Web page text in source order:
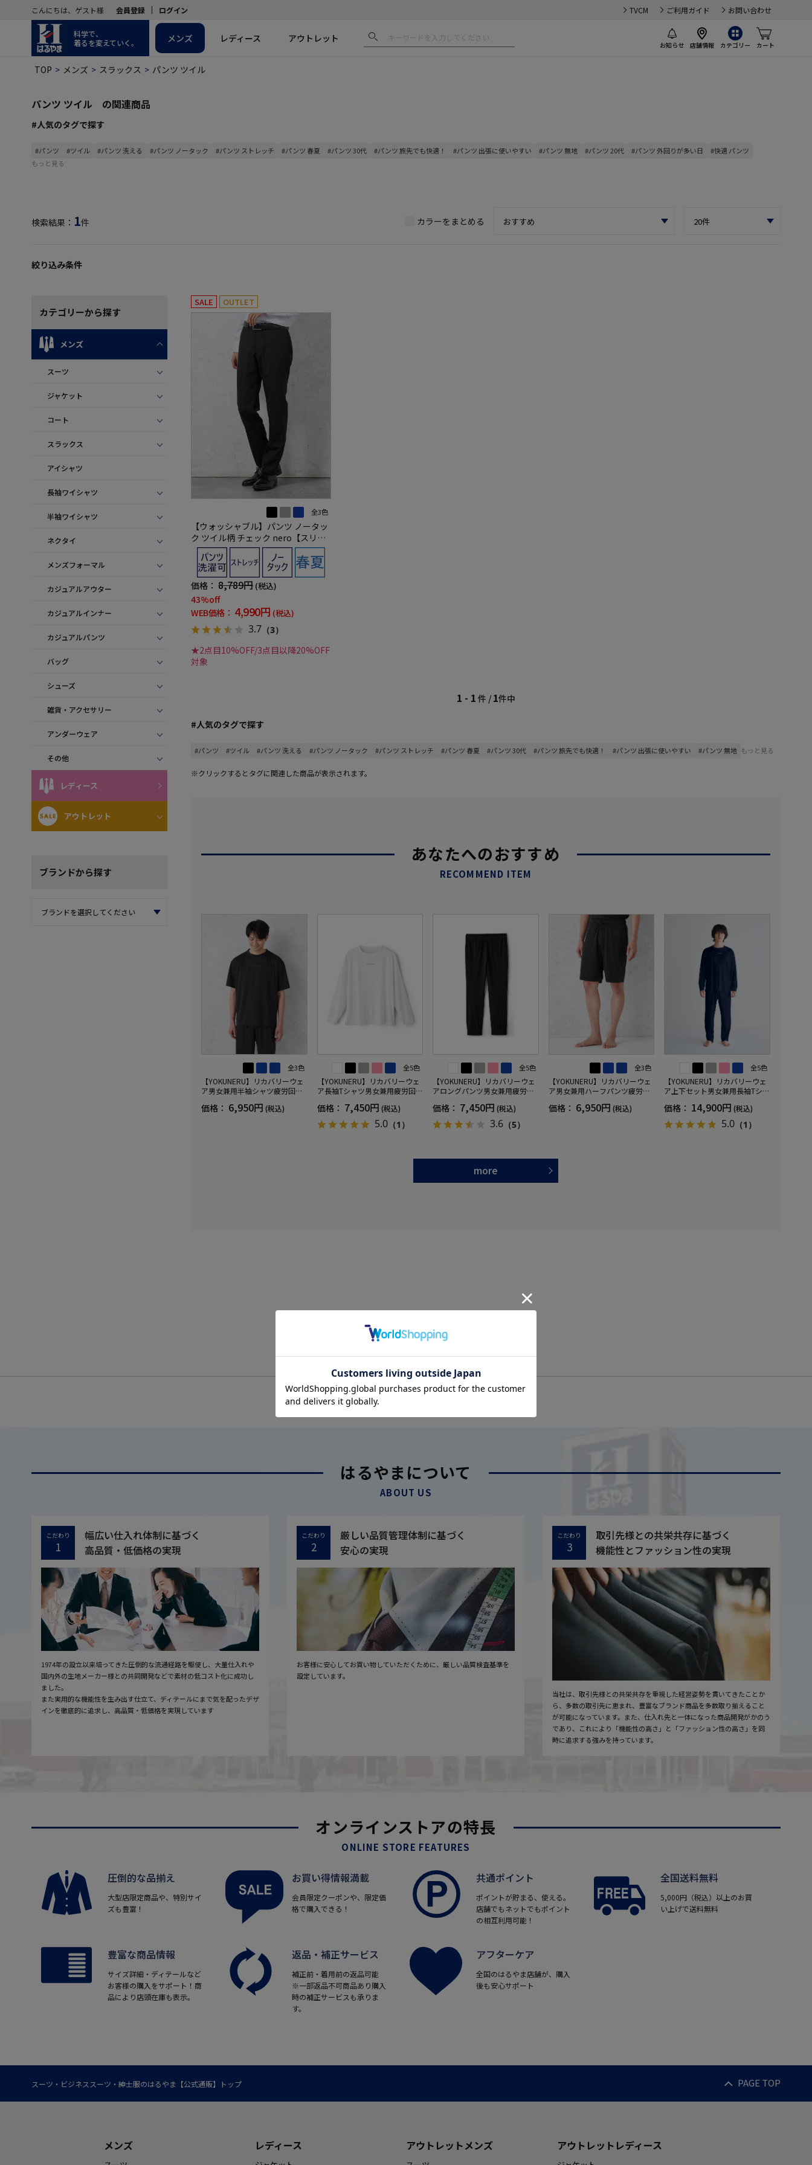
こんにちは、ゲスト様 会員登録 ログイン TVCM ご利用ガイド お問い合わせ
科学で、
着るを変えていく。
お知らせ 店舗情報 カテゴリー カート
メンズ レディース アウトレット
TOP メンズ スラックス パンツ ツイル
パンツ ツイル の関連商品
#人気のタグで探す
#パンツ #ツイル #パンツ 洗える #パンツ ノータック #パンツ ストレッチ #パンツ 春夏 #パンツ 30代 #パンツ 旅先でも快適！ #パンツ 出張に使いやすい #パンツ 無地 #パンツ 20代 #パンツ 外回りが多い日
#快適 パンツ
もっと見る
検索結果： 1件 カラーをまとめる
絞り込み条件
カテゴリーから探す
メンズ
スーツ
ジャケット
コート
スラックス
アイシャツ
長袖ワイシャツ
半袖ワイシャツ
ネクタイ
メンズフォーマル
カジュアルアウター
カジュアルインナー
カジュアルパンツ
バッグ
シューズ
雑貨・アクセサリー
アンダーウェア
その他
レディース
アウトレット
ブランドから探す
SALE OUTLET
全3色
【ウォッシャブル】パンツ ノータッ
ク ツイル柄 チェック nero【スリム
デザイン】
価格： 8,789円 (税込)
43%off
WEB価格： 4,990円 (税込)
3.7 （3）
★2点目10%OFF/3点目以降20%OFF
対象
1 - 1 件 / 1件中
#人気のタグで探す
#パンツ #ツイル #パンツ 洗える #パンツ ノータック #パンツ ストレッチ #パンツ 春夏 #パンツ 30代 #パンツ 旅先でも快適！ #パンツ 出張に使いやすい #パンツ 無地 もっと見る
※クリックするとタグに関連した商品が表示されます。
あなたへのおすすめ
RECOMMEND ITEM
全3色
【YOKUNERU】リカバリーウェ
ア男女兼用半袖シャツ疲労回復
(R)【一般医療機器】SS～LLサイ
価格： 6,950円 (税込)
全5色
【YOKUNERU】リカバリーウェ
ア長袖Tシャツ男女兼用疲労回復
(R)【一般医療機器】SS～LLサイ
ズ
価格： 7,450円 (税込)
5.0（1）
全5色
【YOKUNERU】リカバリーウェ
アロングパンツ男女兼用疲労回
IX(R)【一般医療機器】SS～LLサ
イズ
価格： 7,450円 (税込)
3.6 （5）
全3色
【YOKUNERU】リカバリーウェ
ア男女兼用ハーフパンツ疲労回
IX(R)【一般医療機器】SS～LLサ
価格： 6,950円 (税込)
全5色
【YOKUNERU】リカバリーウェ
ア上下セット男女兼用長袖Tシャ
進遠赤外線快眠NANOMIX(R)【一
般医療機器】SS～LLサイズ
価格： 14,900円 (税込)
5.0 （1）
more
OFFICIAL SNS
はるやまについて
ABOUT US
こだわり
1
幅広い仕入れ体制に基づく
高品質・低価格の実現
1974年の設立以来培ってきた圧倒的な流通経路を駆使し、大量仕入れや
国内外の生地メーカー様との共同開発などで素材の低コスト化に成功し
ました。
また実用的な機能性を生み出す仕立て、ディテールにまで気を配ったデザ
インを徹底的に追求し、高品質・低価格を実現しています
こだわり
2
厳しい品質管理体制に基づく
安心の実現
お客様に安心してお買い物していただくために、厳しい品質検査基準を
設定しています。
こだわり
3
取引先様との共栄共存に基づく
機能性とファッション性の実現
当社は、取引先様との共栄共存を重視した経営姿勢を貫いてきたことか
ら、多数の取引先に恵まれ、豊富なブランド商品を多数取り揃えること
が可能になっています。また、仕入れ先と一体になった商品開発がかのう
であり、これにより「機能性の高さ」と「ファッション性の高さ」を同
時に追求する強みを持っています。
オンラインストアの特長
ONLINE STORE FEATURES
圧倒的な品揃え
大型店限定商品や、特別サイ
ズも豊富！
お買い得情報満載
会員限定クーポンや、限定価
格で購入できる！
共通ポイント
ポイントが貯まる、使える。
店舗でもネットでもポイント
の相互利用可能！
全国送料無料
5,000円（税込）以上のお買
い上げで送料無料
豊富な商品情報
サイズ詳細・ディテールなど
お客様の購入をサポート！商
品により店頭在庫も表示。
返品・補正サービス
補正前・着用前の返品可能
※一部返品不可商品あり購入
時の補正サービスも承りま
す。
アフターケア
全国のはるやま店舗が、購入
後も安心サポート
スーツ・ビジネススーツ・紳士服のはるやま【公式通販】トップ PAGE TOP
メンズ レディース アウトレットメンズ アウトレットレディース